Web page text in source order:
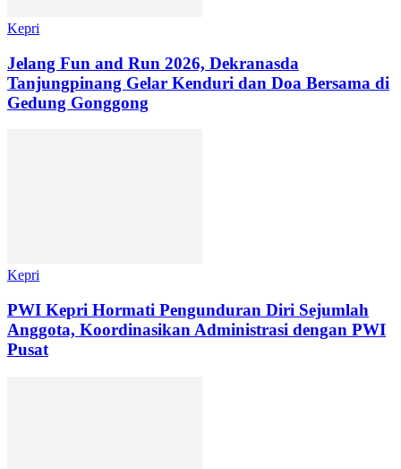
Kepri
Jelang Fun and Run 2026, Dekranasda
Tanjungpinang Gelar Kenduri dan Doa Bersama di
Gedung Gonggong
Kepri
PWI Kepri Hormati Pengunduran Diri Sejumlah
Anggota, Koordinasikan Administrasi dengan PWI
Pusat